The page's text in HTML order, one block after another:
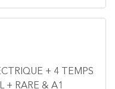
+ 4 TEMPS
+ RARE & A1